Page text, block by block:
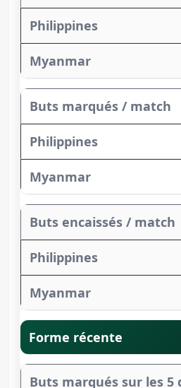
Buts marqués / match
Buts encaissés / match
Forme récente
Buts marqués sur les 5